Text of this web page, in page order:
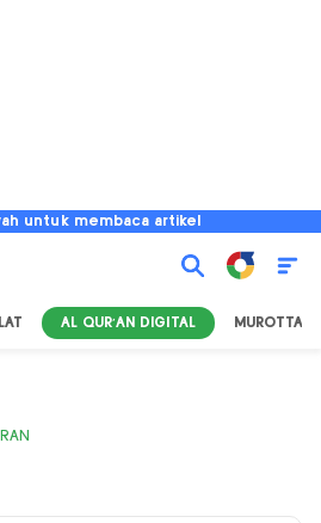
untuk membaca artikel
AL QUR'AN DIGITAL MUROTTAL